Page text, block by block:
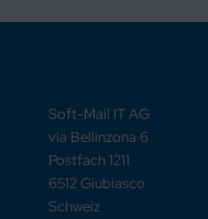
Soft-Mail IT AG
via Bellinzona 6
Postfach 1211
6512 Giubiasco
Schweiz